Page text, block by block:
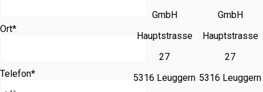
Ort*
Telefon*
GmbH
Hauptstrasse
27
5316 Leuggern
GmbH
Hauptstrasse
27
5316 Leuggern